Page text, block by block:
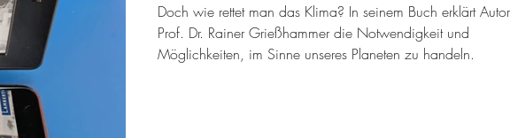
Doch wie rettet man das Klima? In seinem Buch erklärt Autor
Prof. Dr. Rainer Grießhammer die Notwendigkeit und
Möglichkeiten, im Sinne unseres Planeten zu handeln.